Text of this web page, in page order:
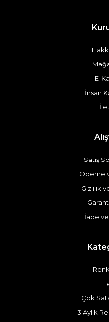
E-
İnsan
Satış
Ödeme
Gizlilik
İade
Çok
3 Aylık